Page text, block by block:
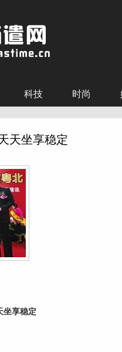
科技 时尚
天坐享稳定
坐享稳定